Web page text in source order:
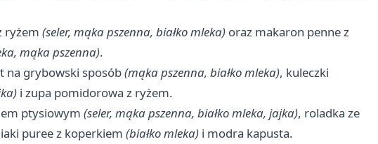
ryżem (seler, mąka pszenna, białko mleka) oraz makaron penne z
mąka pszenna).
na grybowski sposób(mąka pszenna, białko mleka), kuleczki
i zupa pomidorowa z ryżem.
ptysiowym (seler, mąka pszenna, białko mleka, jajka), roladka ze
puree z koperkiem (białko mleka) i modra kapusta.